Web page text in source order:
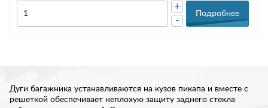
-
+
Подробнее
Дуги багажника устанавливаются на кузов пикапа и вместе с
решеткой обеспечивает неплохую защиту заднего стекла